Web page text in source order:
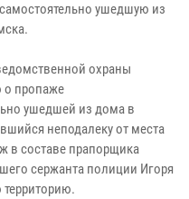
ушедшую из
охраны
о пропаже
ушедшей из дома в
неподалеку от места
в составе прапорщика
сержанта полиции Игоря